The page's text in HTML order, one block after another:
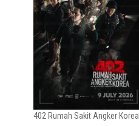
402 Rumah Sakit Angker Korea